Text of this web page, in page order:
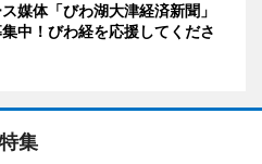
媒体「びわ湖大津経済新聞」
中！びわ経を応援してくださ
特集